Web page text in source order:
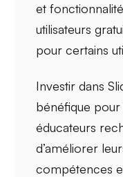
et
utilisateurs
pour certains
Investir dans
bénéfique
éducateurs
d’améliorer
compétences